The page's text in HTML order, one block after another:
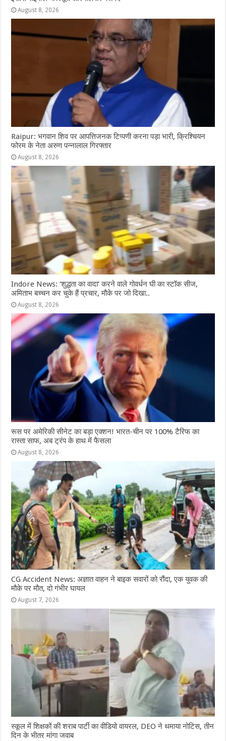
August 8, 2026
Raipur: भगवान शिव पर आपत्तिजनक टिप्पणी करना पड़ा भारी, क्रिश्चियन
फोरम के नेता अरुण पन्नालाल गिरफ्तार
August 8, 2026
Indore News: ‘शुद्धता का वादा’ करने वाले गोवर्धन घी का स्टॉक सीज,
अमिताभ बच्चन कर चुके हैं प्रचार, मौके पर जो दिखा..
August 8, 2026
रूस पर अमेरिकी सीनेट का बड़ा एक्शन! भारत-चीन पर 100% टैरिफ का
रास्ता साफ, अब ट्रंप के हाथ में फैसला
August 8, 2026
CG Accident News: अज्ञात वाहन ने बाइक सवारों को रौंदा, एक युवक की
मौके पर मौत, दो गंभीर घायल
August 7, 2026
स्कूल में शिक्षकों की शराब पार्टी का वीडियो वायरल, DEO ने थमाया नोटिस, तीन
दिन के भीतर मांगा जवाब